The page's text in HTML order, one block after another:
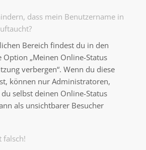
dass mein Benutzername in
Bereich findest du in den
Option „Meinen Online-Status
verbergen“. Wenn du diese
können nur Administratoren,
selbst deinen Online-Status
als unsichtbarer Besucher
falsch!